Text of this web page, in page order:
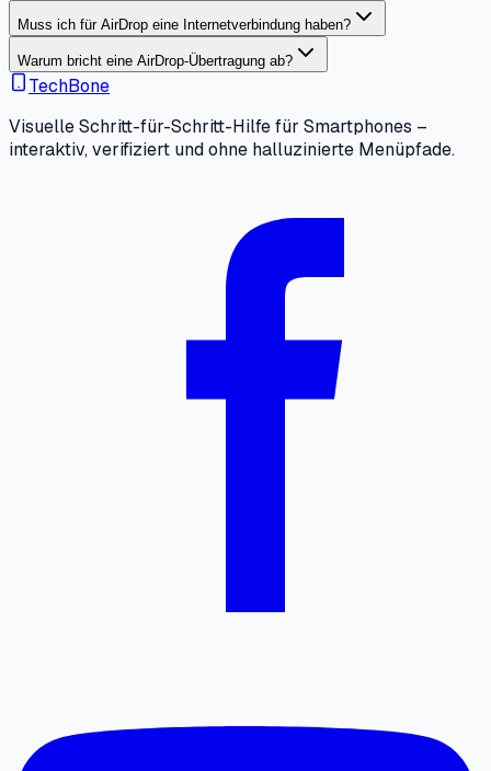
Muss ich für AirDrop eine Internetverbindung haben?
Warum bricht eine AirDrop-Übertragung ab?
TechBone
Visuelle Schritt-für-Schritt-Hilfe für Smartphones –
interaktiv, verifiziert und ohne halluzinierte Menüpfade.